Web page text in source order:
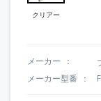
クリアー
メーカー
メーカー型番